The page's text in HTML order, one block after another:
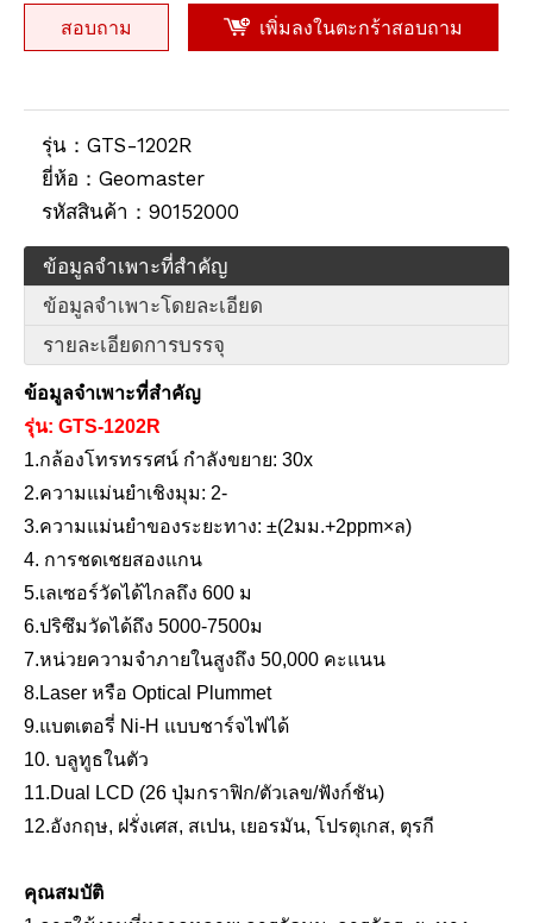
สอบถาม เพิ่มลงในตะกร้าสอบถาม
รุ่น： GTS-1202R
ยี่ห้อ： Geomaster
รหัสสินค้า： 90152000
ข้อมูลจำเพาะที่สำคัญ
ข้อมูลจำเพาะโดยละเอียด
รายละเอียดการบรรจุ
ข้อมูลจำเพาะที่สำคัญ
รุ่น: GTS-1202R
1.กล้องโทรทรรศน์ กำลังขยาย: 30x
2.ความแม่นยำเชิงมุม: 2-
3.ความแม่นยำของระยะทาง: ±(2มม.+2ppm×ล)
4. การชดเชยสองแกน
5.เลเซอร์วัดได้ไกลถึง 600 ม
6.ปริซึมวัดได้ถึง 5000-7500ม
7.หน่วยความจำภายในสูงถึง 50,000 คะแนน
8.Laser หรือ Optical Plummet
9.แบตเตอรี่ Ni-H แบบชาร์จไฟได้
10. บลูทูธในตัว
11.Dual LCD (26 ปุ่มกราฟิก/ตัวเลข/ฟังก์ชัน)
12.อังกฤษ, ฝรั่งเศส, สเปน, เยอรมัน, โปรตุเกส, ตุรกี
คุณสมบัติ